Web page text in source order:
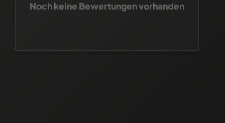
Noch keine Bewertungen vorhanden